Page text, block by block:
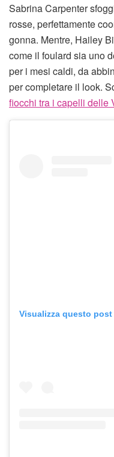
Sabrina Carpenter
rosse, perfettamente
gonna. Mentre, Hailey
come il foulard sia uno
per i mesi caldi, da
per completare il look.
fiocchi tra i capelli delle
Visualizza questo